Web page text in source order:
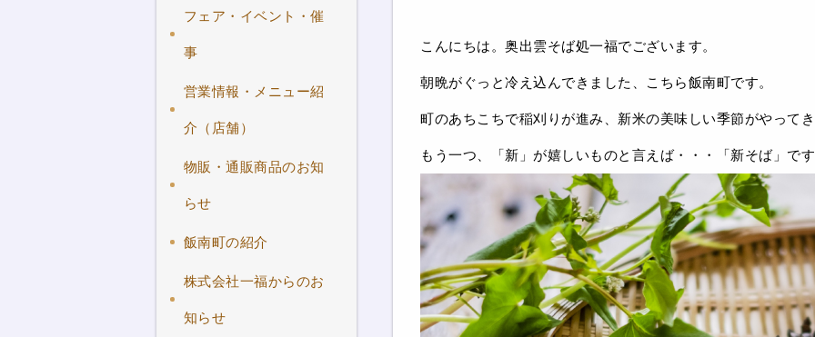
フェア・イベント・催
事
営業情報・メニュー紹
介（店舗）
物販・通販商品のお知
らせ
飯南町の紹介
株式会社一福からのお
知らせ
こんにちは。奥出雲そば処一福でございます。
朝晩がぐっと冷え込んできました、こちら飯南町です。
町のあちこちで稲刈りが進み、新米の美味しい季節がやって
もう一つ、「新」が嬉しいものと言えば・・・「新そば」で